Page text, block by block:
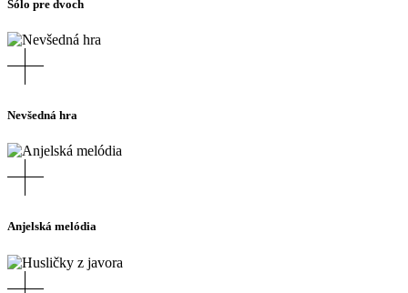
Sólo pre dvoch
Nevšedná hra
Anjelská melódia